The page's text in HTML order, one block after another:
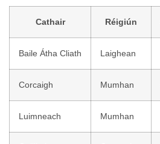
Cathair Réigiún
Baile Átha Cliath Laighean
Corcaigh Mumhan
Luimneach Mumhan